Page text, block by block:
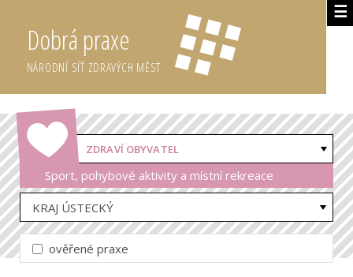
☰
Dobrá praxe
NÁRODNÍ SÍŤ ZDRAVÝCH MĚST
ZDRAVÍ OBYVATEL
Sport, pohybové aktivity a místní rekreace
KRAJ ÚSTECKÝ
ověřené praxe